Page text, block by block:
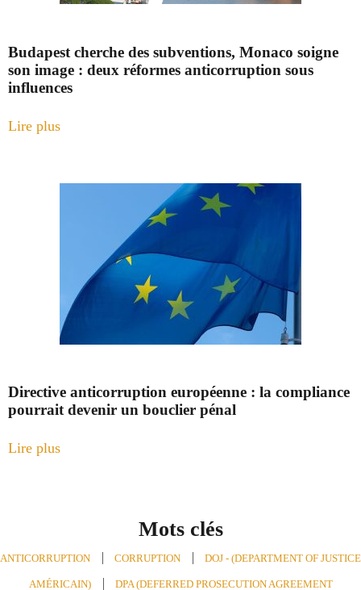
Budapest cherche des subventions, Monaco soigne
son image : deux réformes anticorruption sous
influences
Lire plus
Directive anticorruption européenne : la compliance
pourrait devenir un bouclier pénal
Lire plus
Mots clés
ANTICORRUPTION CORRUPTION DOJ - (DEPARTMENT OF JUSTICE
AMÉRICAIN) DPA (DEFERRED PROSECUTION AGREEMENT